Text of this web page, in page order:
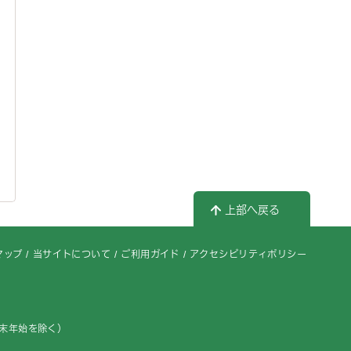
上部へ戻る
ップ 当サイトについて ご利用ガイド アクセシビリティポリシー
年始を除く）